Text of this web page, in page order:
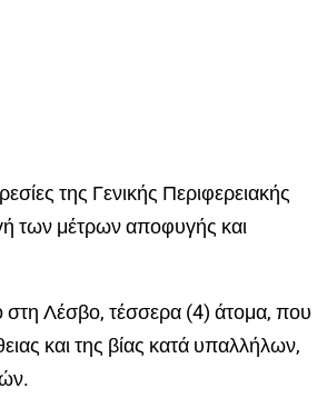
της Γενικής Περιφερειακής
των μέτρων αποφυγής και
στη Λέσβο, τέσσερα (4) άτομα, που
και της βίας κατά υπαλλήλων,